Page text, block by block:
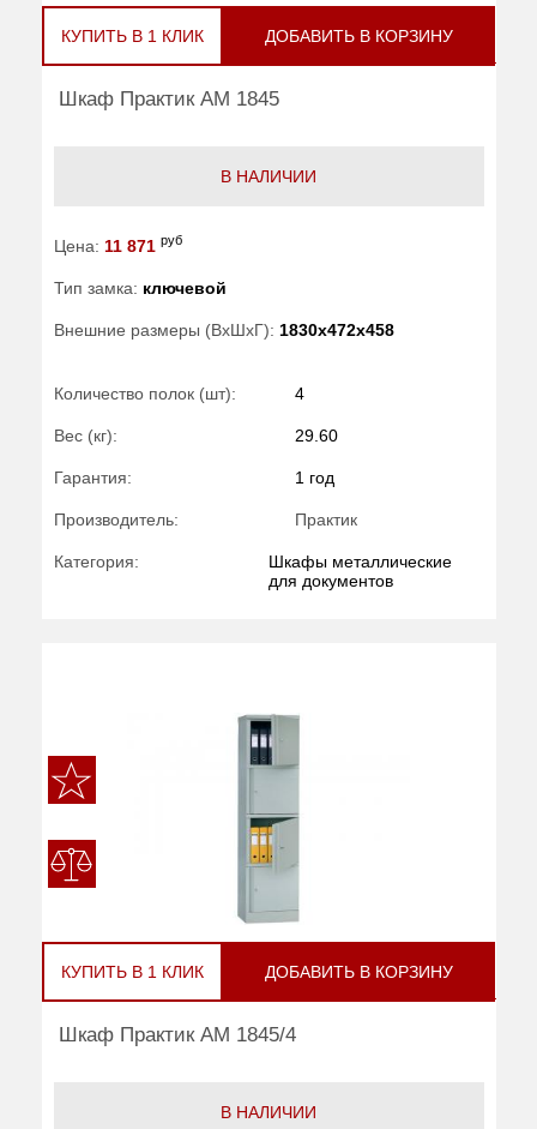
КУПИТЬ В 1 КЛИК ДОБАВИТЬ В КОРЗИНУ
Шкаф Практик AM 1845
В НАЛИЧИИ
Цена: 11 871 руб
Тип замка: ключевой
Внешние размеры (ВхШхГ): 1830x472x458
Количество полок (шт): 4
Вес (кг): 29.60
Гарантия: 1 год
Производитель: Практик
Категория:
Шкафы металлические
для документов
КУПИТЬ В 1 КЛИК ДОБАВИТЬ В КОРЗИНУ
Шкаф Практик AM 1845/4
В НАЛИЧИИ